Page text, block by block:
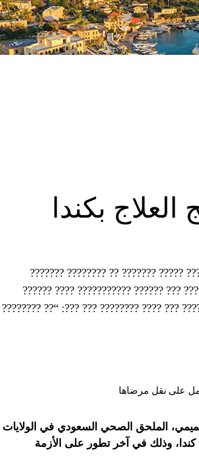
بكندا
??????? ??????? ??????? ???????? (CNN)— ???? ???
?????????? ?? ????? ????? ???? ?????
???????? ?????. ??? ??? ???? ??? ?????
الملحق الصحي السعودي في الولايات
كندا، وذلك في آخر تطور على الأزمة